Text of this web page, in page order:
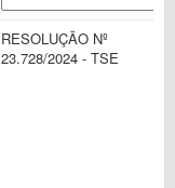
RESOLUÇÃO Nº
23.728/2024 - TSE